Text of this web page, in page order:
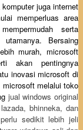
juga internet
memperluas area
serta
Bersaing
murah, microsoft
akan pentingnya
inovasi microsoft di
microsoft melalui toko
jual windows original
bhinneka, dan
sedikit lebih jeli